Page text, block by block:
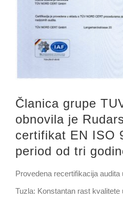
Članica grupe
obnovila je
certifikat EN ISO
period od tri
Provedena recertifikacija
Tuzla: Konstantan rast kvalitete